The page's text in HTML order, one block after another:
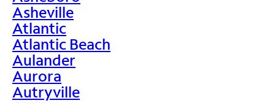
Asheville
Atlantic
Atlantic Beach
Aulander
Aurora
Autryville